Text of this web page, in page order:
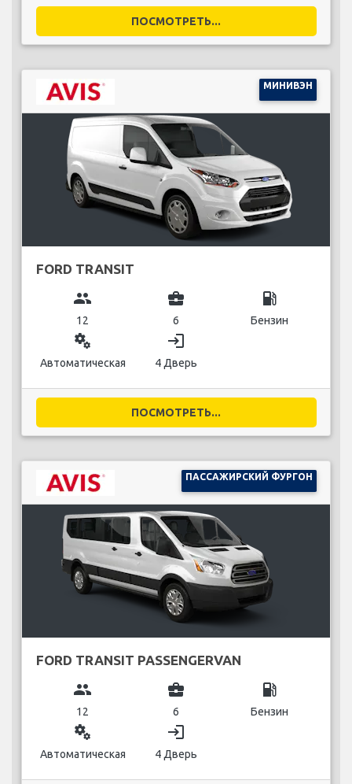
ПОСМОТРЕТЬ...
МИНИВЭН
FORD TRANSIT
group
12
business_center
6
local_gas_station
Бензин
miscellaneous_services
Автоматическая
login
4 Дверь
ПОСМОТРЕТЬ...
ПАССАЖИРСКИЙ ФУРГОН
FORD TRANSIT PASSENGERVAN
group
12
business_center
6
local_gas_station
Бензин
miscellaneous_services
Автоматическая
login
4 Дверь